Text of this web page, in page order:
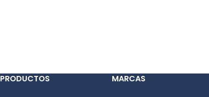
PRODUCTOS MARCAS